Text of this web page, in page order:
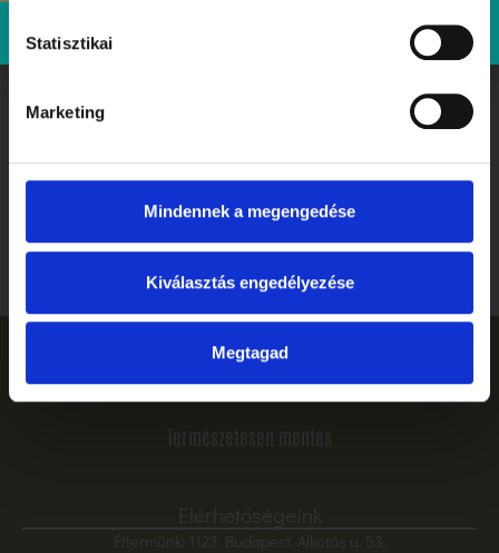
Statisztikai
Marketing
Mindennek a megengedése
Kiválasztás engedélyezése
Megtagad
Ballagás, ahogyan megérdemled: ünnepelj stílusosan és
gluténmentesen a Tibidabóban
Elolvasom
Természetesen mentes
Elérhetőségeink
Éttermünk: 1123 Budapest, Alkotás u. 53.